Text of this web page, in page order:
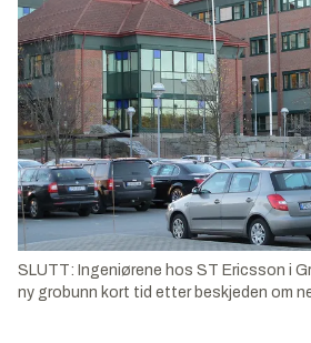
SLUTT: Ingeniørene hos ST Ericsson i
ny grobunn kort tid etter beskjeden om